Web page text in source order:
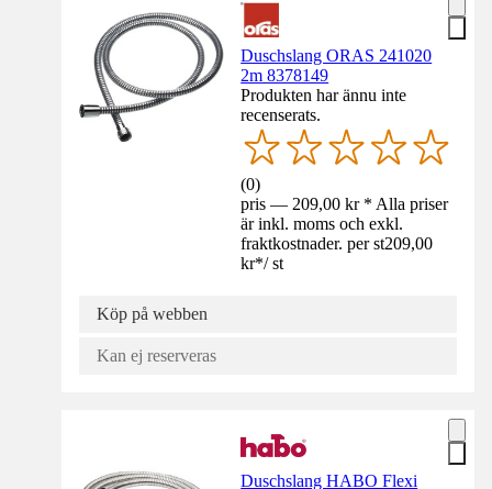
Duschslang ORAS 241020
2m 8378149
Produkten har ännu inte
recenserats.
(0)
pris — 209,00 kr * Alla priser
är inkl. moms och exkl.
fraktkostnader. per st209,00
kr*/ st
Köp på webben
Kan ej reserveras
Duschslang HABO Flexi